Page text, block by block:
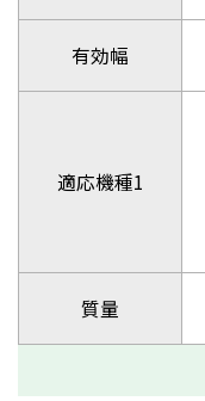
有効幅
適応機種1
質量